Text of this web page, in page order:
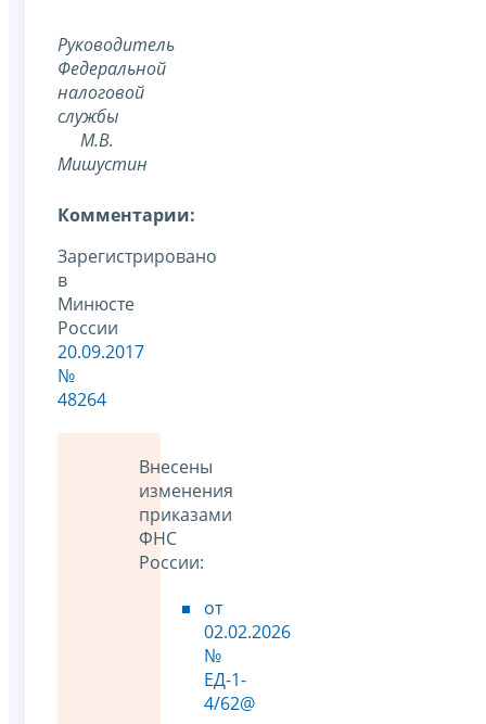
Руководитель
Федеральной
налоговой
службы
М.В.
Мишустин
Комментарии:
Зарегистрировано
в
Минюсте
России
20.09.2017
№
48264
Внесены
изменения
приказами
ФНС
России:
от
02.02.2026
№
ЕД-1-
4/62@